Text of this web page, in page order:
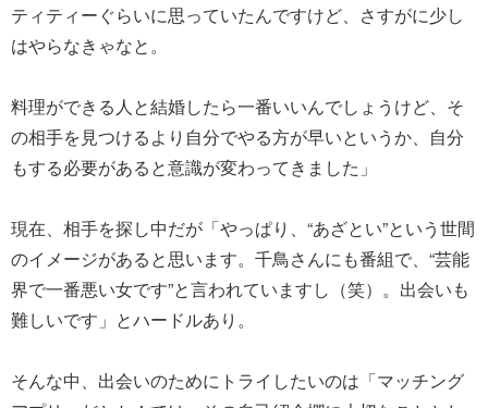
ティティーぐらいに思っていたんですけど、さすがに少し
はやらなきゃなと。
料理ができる人と結婚したら一番いいんでしょうけど、そ
の相手を見つけるより自分でやる方が早いというか、自分
もする必要があると意識が変わってきました」
現在、相手を探し中だが「やっぱり、“あざとい”という世間
のイメージがあると思います。千鳥さんにも番組で、“芸能
界で一番悪い女です”と言われていますし（笑）。出会いも
難しいです」とハードルあり。
そんな中、出会いのためにトライしたいのは「マッチング